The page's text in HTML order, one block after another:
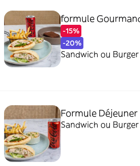
formule
-15%
-20%
Sandwich ou Burger
Formule Déjeuner
Sandwich ou Burger